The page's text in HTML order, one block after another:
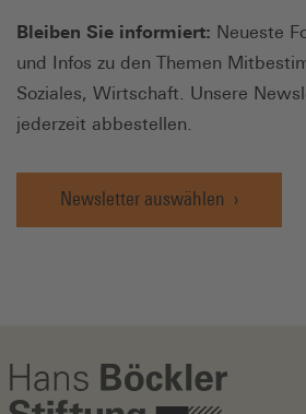
Bleiben Sie informiert: Neueste
und Infos zu den Themen
Soziales, Wirtschaft. Unsere
jederzeit abbestellen.
Newsletter auswählen